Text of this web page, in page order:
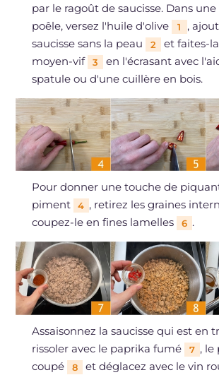
par le ragoût de saucisse. Dans
poêle, versez l'huile d'olive
1
,
saucisse sans la peau
2
et faites-
moyen-vif
3
en l'écrasant avec
spatule ou d'une cuillère en bois.
Pour donner une touche de
piment
4 , retirez les graines
coupez-le en fines lamelles
6 .
Assaisonnez la saucisse qui est en
rissoler avec le paprika fumé
7 , le
coupé
8 et déglacez avec le vin